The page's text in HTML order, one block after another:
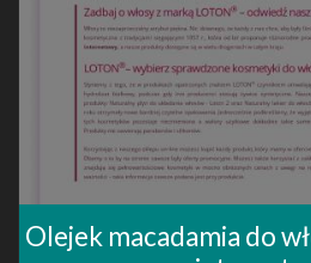
Olejek macadamia do